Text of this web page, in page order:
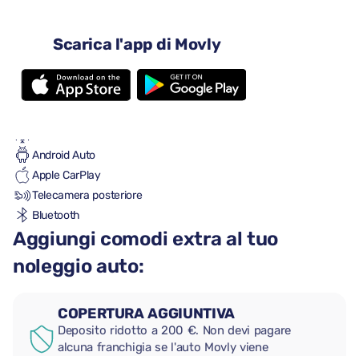
Scarica l'app di Movly
Cambio automatico
5 sedili
2 valigie grandi
Una piccola valigia
Android Auto
Apple CarPlay
Telecamera posteriore
Bluetooth
Aggiungi comodi extra al tuo
noleggio auto:
COPERTURA AGGIUNTIVA
Deposito ridotto a 200 €. Non devi pagare
alcuna franchigia se l'auto Movly viene